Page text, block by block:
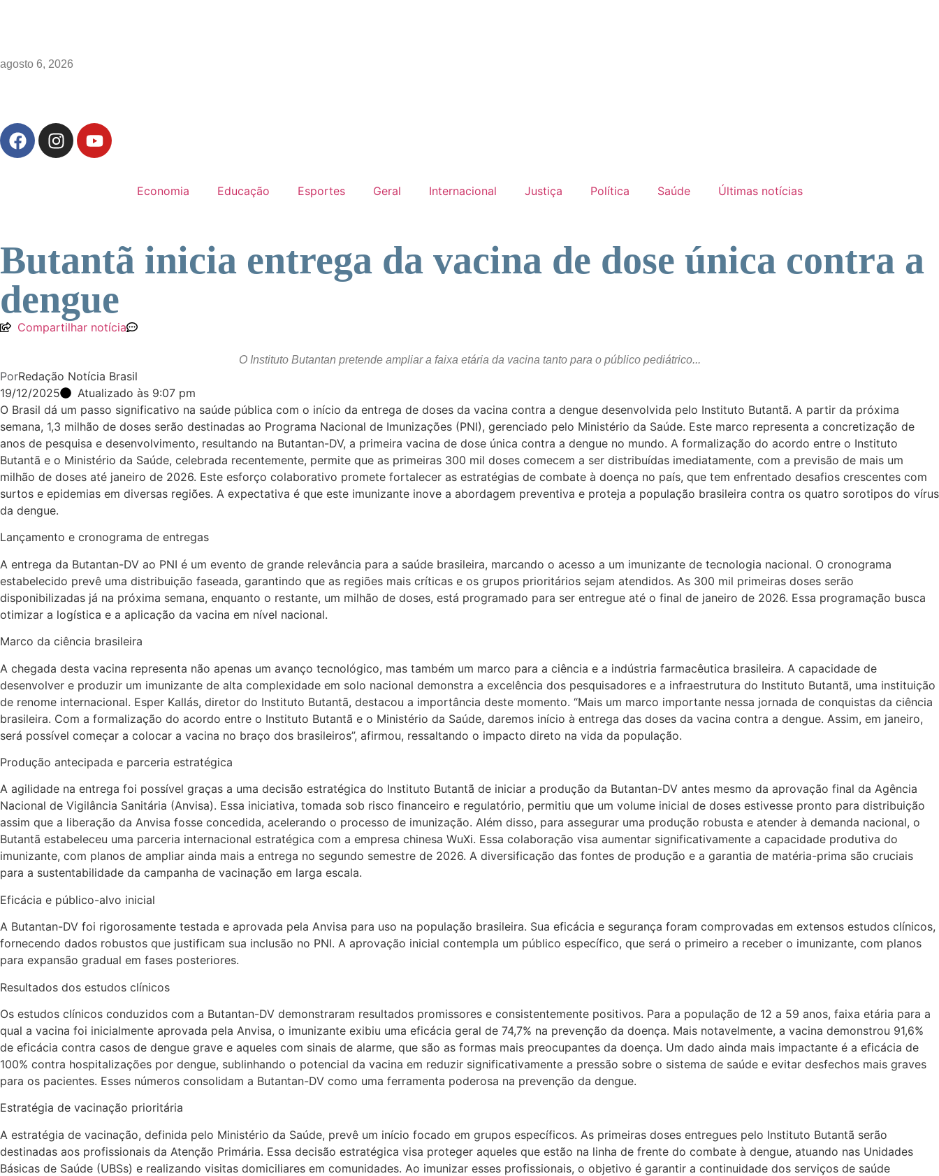
agosto 6, 2026
Economia Educação Esportes Geral Internacional Justiça Política Saúde Últimas notícias
Butantã inicia entrega da vacina de dose única contra a
dengue
Compartilhar notícia
O Instituto Butantan pretende ampliar a faixa etária da vacina tanto para o público pediátrico...
PorRedação Notícia Brasil
19/12/2025
Atualizado às 9:07 pm
O Brasil dá um passo significativo na saúde pública com o início da entrega de doses da vacina contra a dengue desenvolvida pelo Instituto Butantã. A partir da próxima
semana, 1,3 milhão de doses serão destinadas ao Programa Nacional de Imunizações (PNI), gerenciado pelo Ministério da Saúde. Este marco representa a concretização de
anos de pesquisa e desenvolvimento, resultando na Butantan-DV, a primeira vacina de dose única contra a dengue no mundo. A formalização do acordo entre o Instituto
Butantã e o Ministério da Saúde, celebrada recentemente, permite que as primeiras 300 mil doses comecem a ser distribuídas imediatamente, com a previsão de mais um
milhão de doses até janeiro de 2026. Este esforço colaborativo promete fortalecer as estratégias de combate à doença no país, que tem enfrentado desafios crescentes com
surtos e epidemias em diversas regiões. A expectativa é que este imunizante inove a abordagem preventiva e proteja a população brasileira contra os quatro sorotipos do vírus
da dengue.
Lançamento e cronograma de entregas
A entrega da Butantan-DV ao PNI é um evento de grande relevância para a saúde brasileira, marcando o acesso a um imunizante de tecnologia nacional. O cronograma
estabelecido prevê uma distribuição faseada, garantindo que as regiões mais críticas e os grupos prioritários sejam atendidos. As 300 mil primeiras doses serão
disponibilizadas já na próxima semana, enquanto o restante, um milhão de doses, está programado para ser entregue até o final de janeiro de 2026. Essa programação busca
otimizar a logística e a aplicação da vacina em nível nacional.
Marco da ciência brasileira
A chegada desta vacina representa não apenas um avanço tecnológico, mas também um marco para a ciência e a indústria farmacêutica brasileira. A capacidade de
desenvolver e produzir um imunizante de alta complexidade em solo nacional demonstra a excelência dos pesquisadores e a infraestrutura do Instituto Butantã, uma instituição
de renome internacional. Esper Kallás, diretor do Instituto Butantã, destacou a importância deste momento. “Mais um marco importante nessa jornada de conquistas da ciência
brasileira. Com a formalização do acordo entre o Instituto Butantã e o Ministério da Saúde, daremos início à entrega das doses da vacina contra a dengue. Assim, em janeiro,
será possível começar a colocar a vacina no braço dos brasileiros”, afirmou, ressaltando o impacto direto na vida da população.
Produção antecipada e parceria estratégica
A agilidade na entrega foi possível graças a uma decisão estratégica do Instituto Butantã de iniciar a produção da Butantan-DV antes mesmo da aprovação final da Agência
Nacional de Vigilância Sanitária (Anvisa). Essa iniciativa, tomada sob risco financeiro e regulatório, permitiu que um volume inicial de doses estivesse pronto para distribuição
assim que a liberação da Anvisa fosse concedida, acelerando o processo de imunização. Além disso, para assegurar uma produção robusta e atender à demanda nacional, o
Butantã estabeleceu uma parceria internacional estratégica com a empresa chinesa WuXi. Essa colaboração visa aumentar significativamente a capacidade produtiva do
imunizante, com planos de ampliar ainda mais a entrega no segundo semestre de 2026. A diversificação das fontes de produção e a garantia de matéria-prima são cruciais
para a sustentabilidade da campanha de vacinação em larga escala.
Eficácia e público-alvo inicial
A Butantan-DV foi rigorosamente testada e aprovada pela Anvisa para uso na população brasileira. Sua eficácia e segurança foram comprovadas em extensos estudos clínicos,
fornecendo dados robustos que justificam sua inclusão no PNI. A aprovação inicial contempla um público específico, que será o primeiro a receber o imunizante, com planos
para expansão gradual em fases posteriores.
Resultados dos estudos clínicos
Os estudos clínicos conduzidos com a Butantan-DV demonstraram resultados promissores e consistentemente positivos. Para a população de 12 a 59 anos, faixa etária para a
qual a vacina foi inicialmente aprovada pela Anvisa, o imunizante exibiu uma eficácia geral de 74,7% na prevenção da doença. Mais notavelmente, a vacina demonstrou 91,6%
de eficácia contra casos de dengue grave e aqueles com sinais de alarme, que são as formas mais preocupantes da doença. Um dado ainda mais impactante é a eficácia de
100% contra hospitalizações por dengue, sublinhando o potencial da vacina em reduzir significativamente a pressão sobre o sistema de saúde e evitar desfechos mais graves
para os pacientes. Esses números consolidam a Butantan-DV como uma ferramenta poderosa na prevenção da dengue.
Estratégia de vacinação prioritária
A estratégia de vacinação, definida pelo Ministério da Saúde, prevê um início focado em grupos específicos. As primeiras doses entregues pelo Instituto Butantã serão
destinadas aos profissionais da Atenção Primária. Essa decisão estratégica visa proteger aqueles que estão na linha de frente do combate à dengue, atuando nas Unidades
Básicas de Saúde (UBSs) e realizando visitas domiciliares em comunidades. Ao imunizar esses profissionais, o objetivo é garantir a continuidade dos serviços de saúde